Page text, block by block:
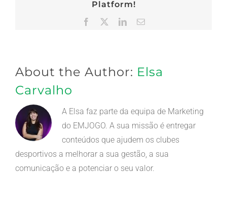
Platform!
Facebook LinkedInEmail
About the Author: Elsa
Carvalho
A Elsa faz parte da equipa de Marketing
do EMJOGO. A sua missão é entregar
conteúdos que ajudem os clubes
desportivos a melhorar a sua gestão, a sua
comunicação e a potenciar o seu valor.